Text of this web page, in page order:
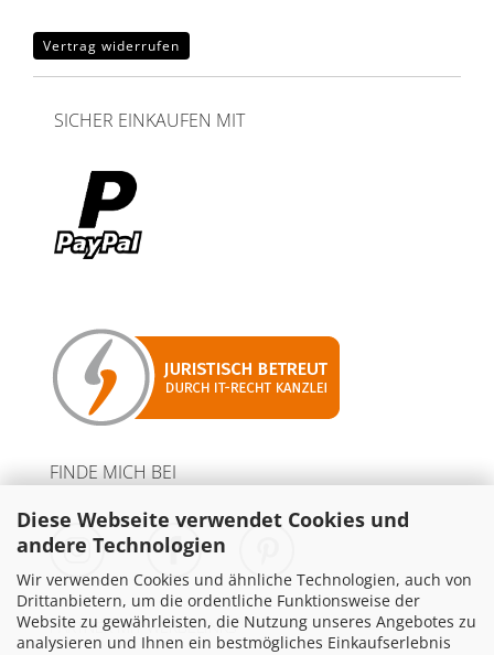
Diese Webseite verwendet Cookies und
andere Technologien
Wir verwenden Cookies und ähnliche Technologien, auch von
Drittanbietern, um die ordentliche Funktionsweise der
Website zu gewährleisten, die Nutzung unseres Angebotes zu
analysieren und Ihnen ein bestmögliches Einkaufserlebnis
Vertrag widerrufen
SICHER EINKAUFEN MIT
FINDE MICH BEI
PARTNER MIT WERBELINKS